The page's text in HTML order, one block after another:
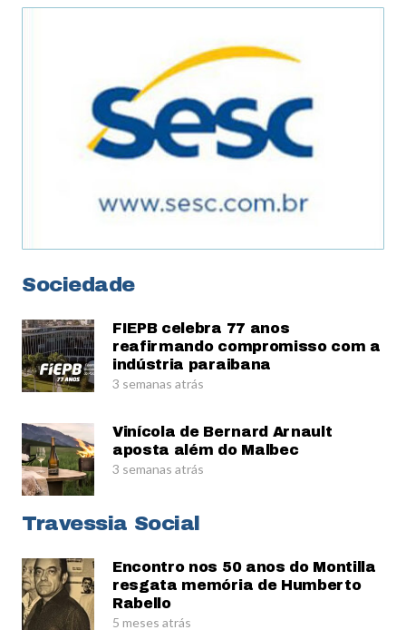
Sociedade
FIEPB celebra 77 anos
reafirmando compromisso com a
indústria paraibana
3 semanas atrás
Vinícola de Bernard Arnault
aposta além do Malbec
3 semanas atrás
Travessia Social
Encontro nos 50 anos do Montilla
resgata memória de Humberto
Rabello
5 meses atrás